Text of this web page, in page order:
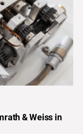
& Weiss in